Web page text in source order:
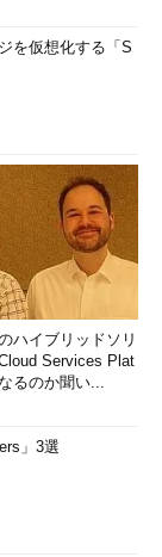
イズやフォント
を仮想化する「S
ハイブリッドソリ
Services Plat
るのか聞い...
」3選